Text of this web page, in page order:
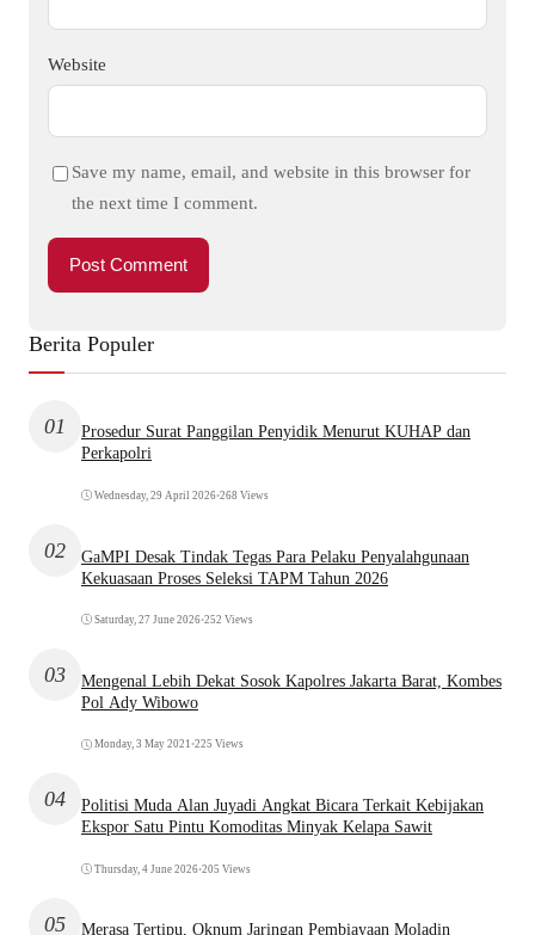
Website
Save my name, email, and website in this browser for
the next time I comment.
Berita Populer
01
Prosedur Surat Panggilan Penyidik Menurut KUHAP dan
Perkapolri
Wednesday, 29 April 2026•268 Views
02
GaMPI Desak Tindak Tegas Para Pelaku Penyalahgunaan
Kekuasaan Proses Seleksi TAPM Tahun 2026
Saturday, 27 June 2026•252 Views
03
Mengenal Lebih Dekat Sosok Kapolres Jakarta Barat, Kombes
Pol Ady Wibowo
Monday, 3 May 2021 •225 Views
04
Politisi Muda Alan Juyadi Angkat Bicara Terkait Kebijakan
Ekspor Satu Pintu Komoditas Minyak Kelapa Sawit
Thursday, 4 June 2026•205 Views
05
Merasa Tertipu, Oknum Jaringan Pembiayaan Moladin